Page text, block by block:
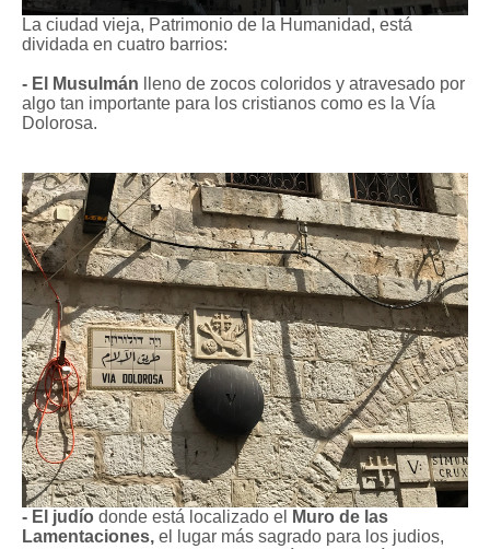
La ciudad vieja, Patrimonio de la Humanidad, está
dividada en cuatro barrios:
- El Musulmán lleno de zocos coloridos y atravesado por
algo tan importante para los cristianos como es la Vía
Dolorosa.
- El judío donde está localizado el
Muro de las
Lamentaciones, el lugar más sagrado para los judios,